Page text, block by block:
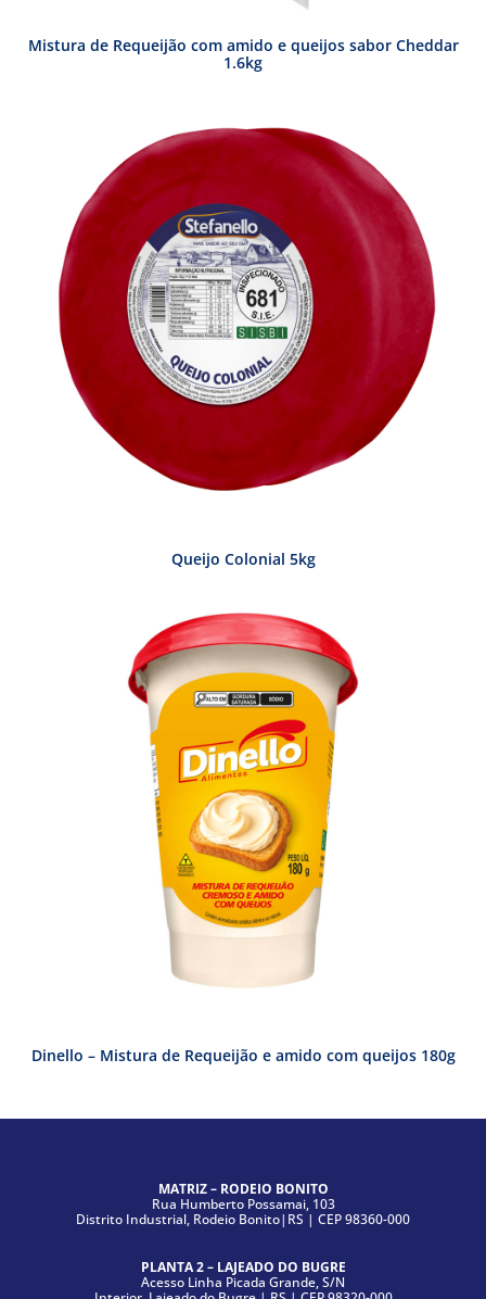
Mistura de Requeijão com amido e queijos sabor Cheddar
1.6kg
Queijo Colonial 5kg
Dinello – Mistura de Requeijão e amido com queijos 180g
MATRIZ – RODEIO BONITO
Rua Humberto Possamai, 103
Distrito Industrial, Rodeio Bonito|RS | CEP 98360-000
PLANTA 2 – LAJEADO DO BUGRE
Acesso Linha Picada Grande, S/N